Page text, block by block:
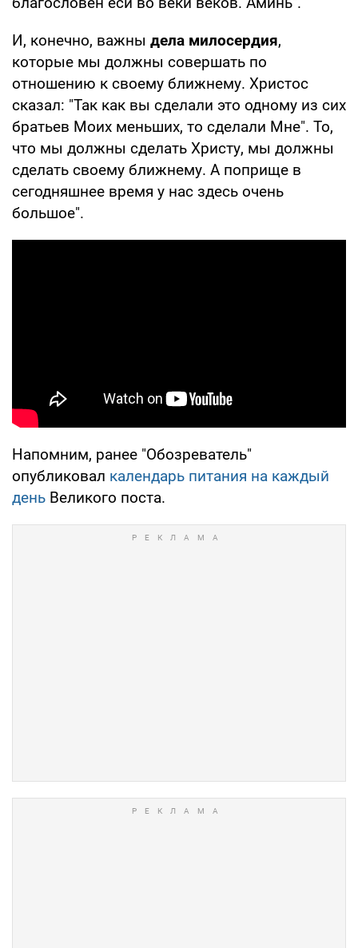
И, конечно, важны дела милосердия,
которые мы должны совершать по
отношению к своему ближнему. Христос
сказал: "Так как вы сделали это одному из сих
братьев Моих меньших, то сделали Мне". То,
что мы должны сделать Христу, мы должны
сделать своему ближнему. А поприще в
сегодняшнее время у нас здесь очень
большое".
Напомним, ранее "Обозреватель"
опубликовал календарь питания на каждый
день Великого поста.